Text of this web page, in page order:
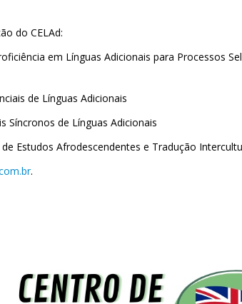
do CELAd:
em Línguas Adicionais para Processos
de Línguas Adicionais
Síncronos de Línguas Adicionais
Estudos Afrodescendentes e Tradução
.